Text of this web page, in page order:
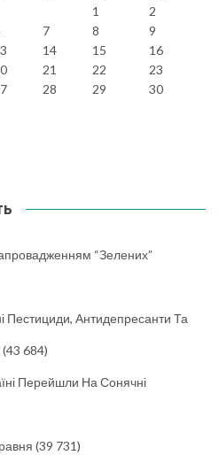
1
2
7 8
9
14 15
16
21 22
23
28 29
30
“зелених”
Пестициди, Антидепресанти Та
(43 684)
Перейшли На Сонячні
(39 731)